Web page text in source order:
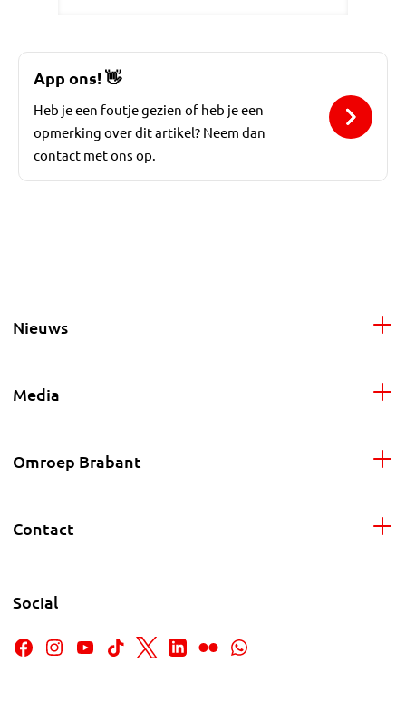
App ons!👋
Heb je een foutje gezien of heb je een
opmerking over dit artikel? Neem dan
contact met ons op.
Nieuws
Media
Omroep Brabant
Contact
Social